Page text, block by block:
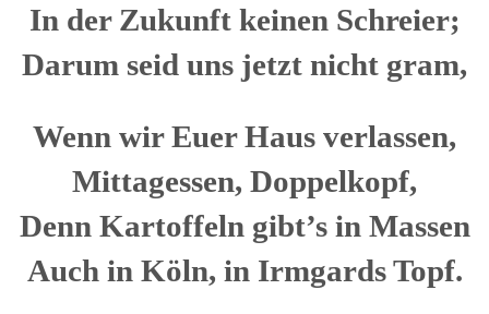
In der Zukunft keinen Schreier;
Darum seid uns jetzt nicht gram,
Wenn wir Euer Haus verlassen,
Mittagessen, Doppelkopf,
Denn Kartoffeln gibt’s in Massen
Auch in Köln, in Irmgards Topf.